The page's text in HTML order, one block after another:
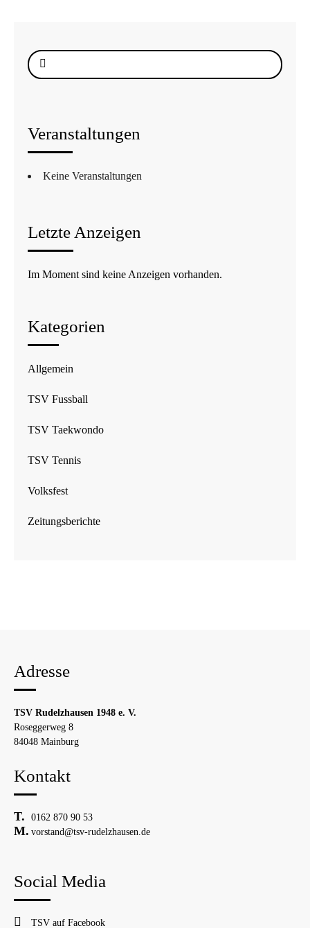
Suche
nach:
Veranstaltungen
Keine Veranstaltungen
Letzte Anzeigen
Im Moment sind keine Anzeigen vorhanden.
Kategorien
Allgemein
TSV Fussball
TSV Taekwondo
TSV Tennis
Volksfest
Zeitungsberichte
Adresse
TSV Rudelzhausen 1948 e. V.
Roseggerweg 8
84048 Mainburg
Kontakt
0162 870 90 53
vorstand@tsv-rudelzhausen.de
Social Media
TSV auf Facebook